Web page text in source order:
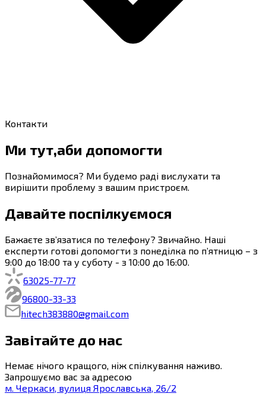
Контакти
Ми тут,аби допомогти
Познайомимося? Ми будемо раді вислухати та
вирішити проблему з вашим пристроєм.
Давайте поспілкуємося
Бажаєте зв’язатися по телефону? Звичайно. Наші
експерти готові допомогти з понеділка по п’ятницю – з
9:00 до 18:00 та у суботу - з 10:00 до 16:00
63025-77-77
96800-33-33
hitech383880@gmail.com
Завітайте до нас
Немає нічого кращого, ніж спілкування наживо.
Запрошуємо вас за адресою
м. Черкаси, вулиця Ярославська, 26/2